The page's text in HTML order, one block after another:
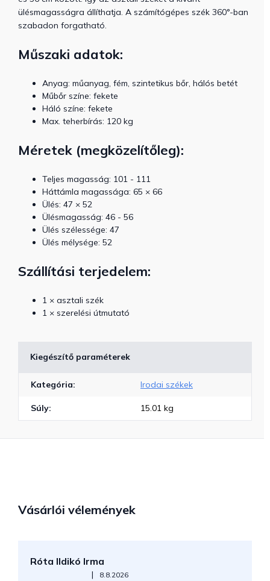
ülésmagasságra állíthatja. A számítógépes szék 360°-ban
szabadon forgatható.
Műszaki adatok:
Anyag: műanyag, fém, szintetikus bőr, hálós betét
Műbőr színe: fekete
Háló színe: fekete
Max. teherbírás: 120 kg
Méretek (megközelítőleg):
Teljes magasság: 101 - 111
Háttámla magassága: 65 × 66
Ülés: 47 × 52
Ülésmagasság: 46 - 56
Ülés szélessége: 47
Ülés mélysége: 52
Szállítási terjedelem:
1 × asztali szék
1 × szerelési útmutató
Kiegészítő paraméterek
Kategória: Irodai székek
Súly: 15.01 kg
Vásárlói vélemények
Róta Ildikó Irma
Az áruház értékelése 5-ből 5 csillag.
| 8.8.2026